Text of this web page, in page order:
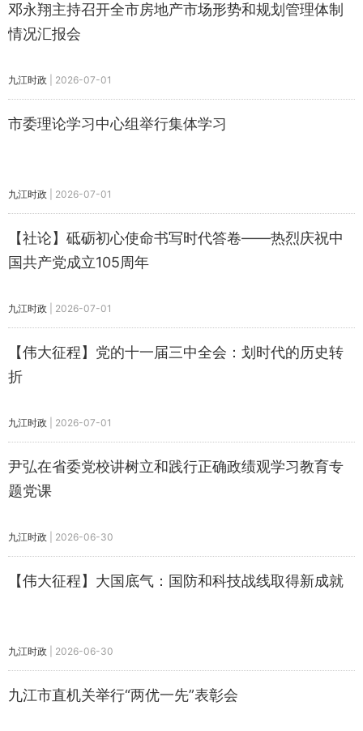
邓永翔主持召开全市房地产市场形势和规划管理体制
情况汇报会
九江时政 2026-07-01
市委理论学习中心组举行集体学习
九江时政 2026-07-01
【社论】砥砺初心使命书写时代答卷——热烈庆祝中
国共产党成立105周年
九江时政 2026-07-01
【伟大征程】党的十一届三中全会：划时代的历史转
折
九江时政 2026-07-01
尹弘在省委党校讲树立和践行正确政绩观学习教育专
题党课
九江时政 2026-06-30
【伟大征程】大国底气：国防和科技战线取得新成就
九江时政 2026-06-30
九江市直机关举行“两优一先”表彰会